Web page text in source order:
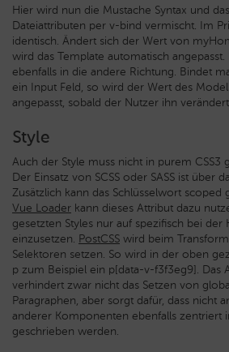
Hier wird nun die Mustache Syntax und
Dateiattributen per v-bind vermischt. Im
identisch. Ändert sich der Wert von
wird das Template automatisch
ebenfalls in die andere Richtung. Bindet
ein Input Feld, so wird der Wert des
angepasst, sobald der Nutzer ihn
Style
Auch der Style muss nicht in purem CSS3
Der Einsatz von SCSS oder SASS ist über
Zusätzlich kann das Schlüsselwort scoped
Vue Loader kann dieses Attribut dazu
gesetzten Styles nur auf spezifisch bei der
einzusetzen. PostCSS wird beim
Selektoren setzen. So wird in der oben
p zum Beispiel ein p[data-v-f3f3eg9]. Das
verhindert zwar nicht das Setzen von
Paragraphen, aber sorgt dafür, dass nicht
anderer Komponenten ebenfalls zentriert
geschrieben werden.